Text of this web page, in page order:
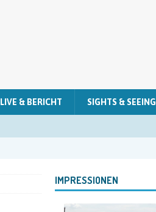
LIVE & BERICHT SIGHTS & SEEING
IMPRESSIONEN